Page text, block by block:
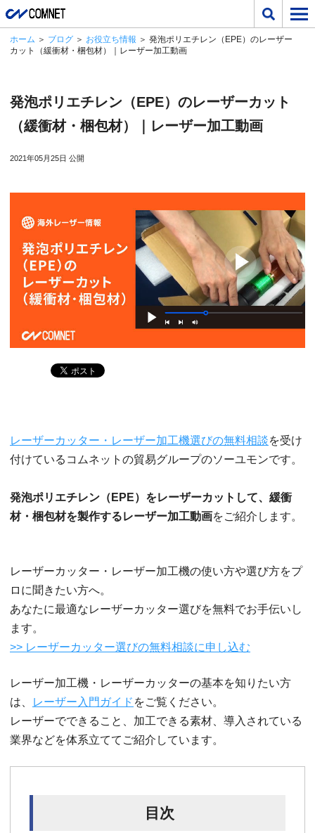
ホーム ＞ ブログ ＞ お役立ち情報 ＞ 発泡ポリエチレン（EPE）のレーザー
カット（緩衝材・梱包材）｜レーザー加工動画
発泡ポリエチレン（EPE）のレーザーカット
（緩衝材・梱包材）｜レーザー加工動画
2021年05月25日 公開
レーザーカッター・レーザー加工機選びの無料相談を受け
付けているコムネットの貿易グループのソーユモンです。
発泡ポリエチレン（EPE）をレーザーカットして、緩衝
材・梱包材を製作するレーザー加工動画をご紹介します。
レーザーカッター・レーザー加工機の使い方や選び方をプ
ロに聞きたい方へ。
あなたに最適なレーザーカッター選びを無料でお手伝いし
ます。
>> レーザーカッター選びの無料相談に申し込む
レーザー加工機・レーザーカッターの基本を知りたい方
は、
レーザー入門ガイド をご覧ください。
レーザーでできること、加工できる素材、導入されている
業界などを体系立ててご紹介しています。
目次